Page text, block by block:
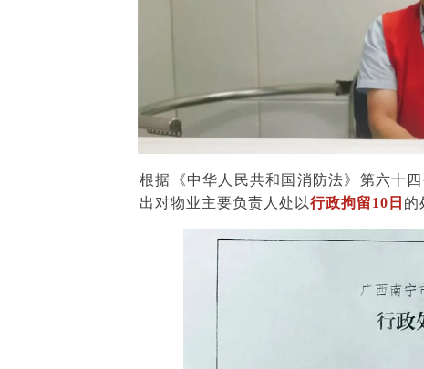
根据《中华人民共和国消防法》第六十
出对物业主要负责人处以行政拘留10日 的